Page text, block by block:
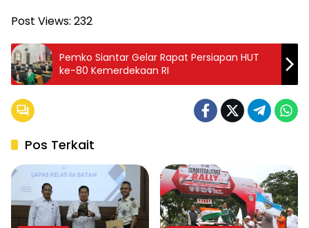
Post Views: 232
Pemko Siantar Gelar Rapat Persiapan HUT
ke-80 Kemerdekaan RI
Pos Terkait